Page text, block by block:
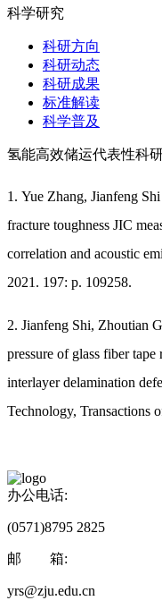
科学研究
科研方向
科研动态
科研成果
标准解读
科学普及
氢能高效储运代表性科
1. Yue Zhang, Jianfeng
fracture toughness JIC
correlation and acoustic
2021. 197: p. 109258.
2. Jianfeng Shi, Zhoutian
pressure of glass fiber
interlayer delamination
Technology, Transactions
办公电话:
(0571)8795 2825
邮 箱:
yrs@zju.edu.cn